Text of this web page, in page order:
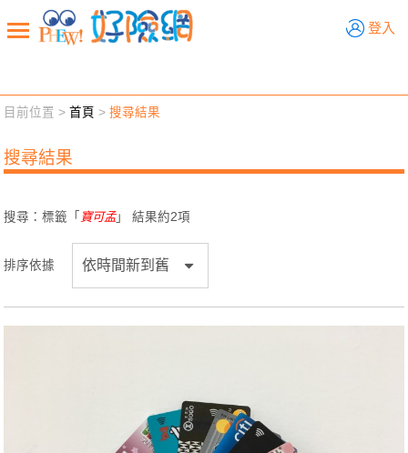
登入
新聞觀點 業務交流
退休先準備 好險學堂 輔銷工具 活動專區
目前位置 >首頁 >搜尋結果
搜尋結果
搜尋：標籤「 寶可孟」 結果約2項
排序依據